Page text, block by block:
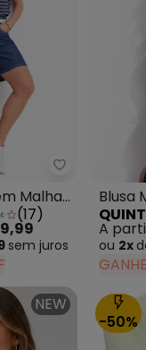
Quintess -
Malha
Bordado
(17)
sem juros
Blusa
de
A
ou 2x
NEW
-50%